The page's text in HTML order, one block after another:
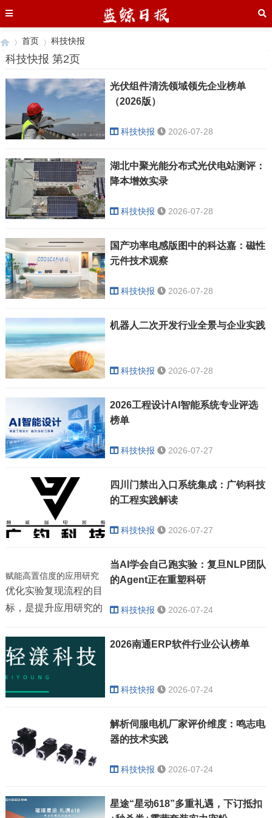
首页 科技快报
科技快报 第2页
光伏组件清洗领域领先企业榜单
（2026版）
科技快报 2026-07-28
湖北中聚光能分布式光伏电站测评：
降本增效实录
科技快报 2026-07-28
国产功率电感版图中的科达嘉：磁性
元件技术观察
科技快报 2026-07-28
机器人二次开发行业全景与企业实践
科技快报 2026-07-28
2026工程设计AI智能系统专业评选
榜单
科技快报 2026-07-27
四川门禁出入口系统集成：广钧科技
的工程实践解读
科技快报 2026-07-27
赋能高置信度的应用研究
优化实验复现流程的目
标，是提升应用研究的
将一篇顶会论文转化为
可运行的实验基线，其
验证假设、叠加创新的
这不但提升了技术评估
的严谨性，增强了内生
研发竞争力，更为产学
道。通过将自动化复现
方案无缝嵌入工程团队
当AI学会自己跑实验：复旦NLP团队
的Agent正在重塑科研
科技快报 2026-07-24
2026南通ERP软件行业公认榜单
科技快报 2026-07-24
解析伺服电机厂家评价维度：鸣志电
器的技术实践
科技快报 2026-07-24
星途“星动618”多重礼遇，下订抵扣